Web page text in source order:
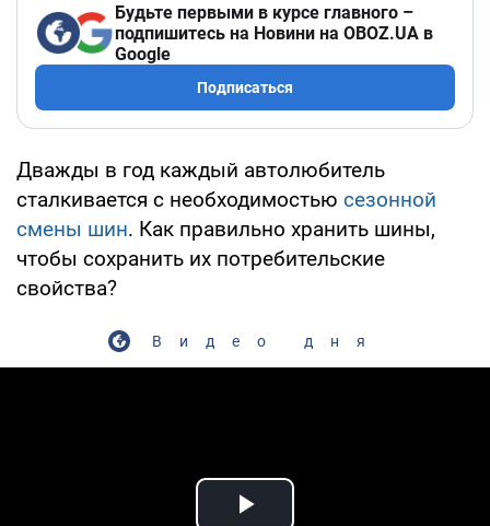
Будьте первыми в курсе главного –
подпишитесь на Новини на OBOZ.UA в
Google
Подписаться
Дважды в год каждый автолюбитель
сталкивается с необходимостью сезонной
смены шин. Как правильно хранить шины,
чтобы сохранить их потребительские
свойства?
Видео дня